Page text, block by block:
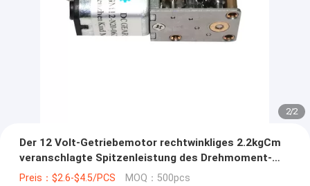
2/2
Der 12 Volt-Getriebemotor rechtwinkliges 2.2kgCm
veranschlagte Spitzenleistung des Drehmoment-
2.1W
Preis：$2.6-$4.5/PCS MOQ：500pcs